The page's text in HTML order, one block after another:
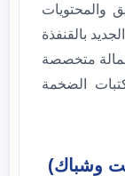
والمحتويات
بالقنفذة
متخصصة
الضخمة
وشباك)